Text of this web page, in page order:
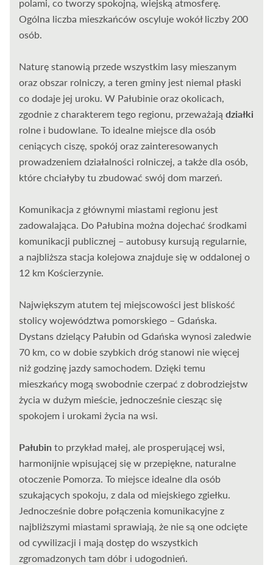
polami, co tworzy spokojną, wiejską atmosferę.
Ogólna liczba mieszkańców oscyluje wokół liczby 200
osób.
Naturę stanowią przede wszystkim lasy mieszanym
oraz obszar rolniczy, a teren gminy jest niemal płaski
co dodaje jej uroku. W Pałubinie oraz okolicach,
zgodnie z charakterem tego regionu, przeważajądziałki
rolne i budowlane. To idealne miejsce dla osób
ceniących ciszę, spokój oraz zainteresowanych
prowadzeniem działalności rolniczej, a także dla osób,
które chciałyby tu zbudować swój dom marzeń.
Komunikacja z głównymi miastami regionu jest
zadowalająca. Do Pałubina można dojechać środkami
komunikacji publicznej – autobusy kursują regularnie,
a najbliższa stacja kolejowa znajduje się w oddalonej o
12 km Kościerzynie.
Największym atutem tej miejscowości jest bliskość
stolicy województwa pomorskiego – Gdańska.
Dystans dzielący Pałubin od Gdańska wynosi zaledwie
70 km, co w dobie szybkich dróg stanowi nie więcej
niż godzinę jazdy samochodem. Dzięki temu
mieszkańcy mogą swobodnie czerpać z dobrodziejstw
życia w dużym mieście, jednocześnie ciesząc się
spokojem i urokami życia na wsi.
Pałubin to przykład małej, ale prosperującej wsi,
harmonijnie wpisującej się w przepiękne, naturalne
otoczenie Pomorza. To miejsce idealne dla osób
szukających spokoju, z dala od miejskiego zgiełku.
Jednocześnie dobre połączenia komunikacyjne z
najbliższymi miastami sprawiają, że nie są one odcięte
od cywilizacji i mają dostęp do wszystkich
zgromadzonych tam dóbr i udogodnień.